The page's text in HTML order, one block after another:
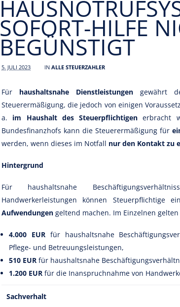
SOFORT-HILFE
BEGÜNSTIGT
5. JULI 2023 IN ALLE STEUERZAHLER
Für haushaltsnahe Dienstleistungen gewährt
Steuerermäßigung, die jedoch von einigen
a. im Haushalt des Steuerpflichtigen erbracht
Bundesfinanzhofs kann die Steuerermäßigung für
werden, wenn dieses im Notfall nur den Kontakt zu
Hintergrund
Für haushaltsnahe
Handwerkerleistungen können Steuerpflichtige
Aufwendungen geltend machen. Im Einzelnen gelten
4.000 EUR für haushaltsnahe
Pflege- und Betreuungsleistungen,
510 EUR für haushaltsnahe
1.200 EUR für die Inanspruchnahme von
Sachverhalt